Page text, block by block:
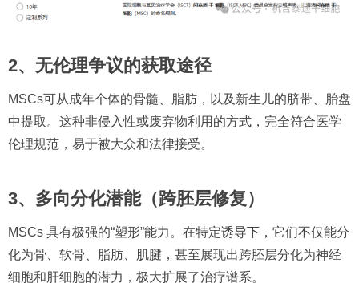
2、无伦理争议的获取途径
MSCs可从成年个体的骨髓、脂肪，以及新生儿的脐带、胎盘
中提取。这种非侵入性或废弃物利用的方式，完全符合医学
伦理规范，易于被大众和法律接受。
3、多向分化潜能（跨胚层修复）
MSCs 具有极强的“塑形”能力。在特定诱导下，它们不仅能分
化为骨、软骨、脂肪、肌腱，甚至展现出跨胚层分化为神经
细胞和肝细胞的潜力，极大扩展了治疗谱系。